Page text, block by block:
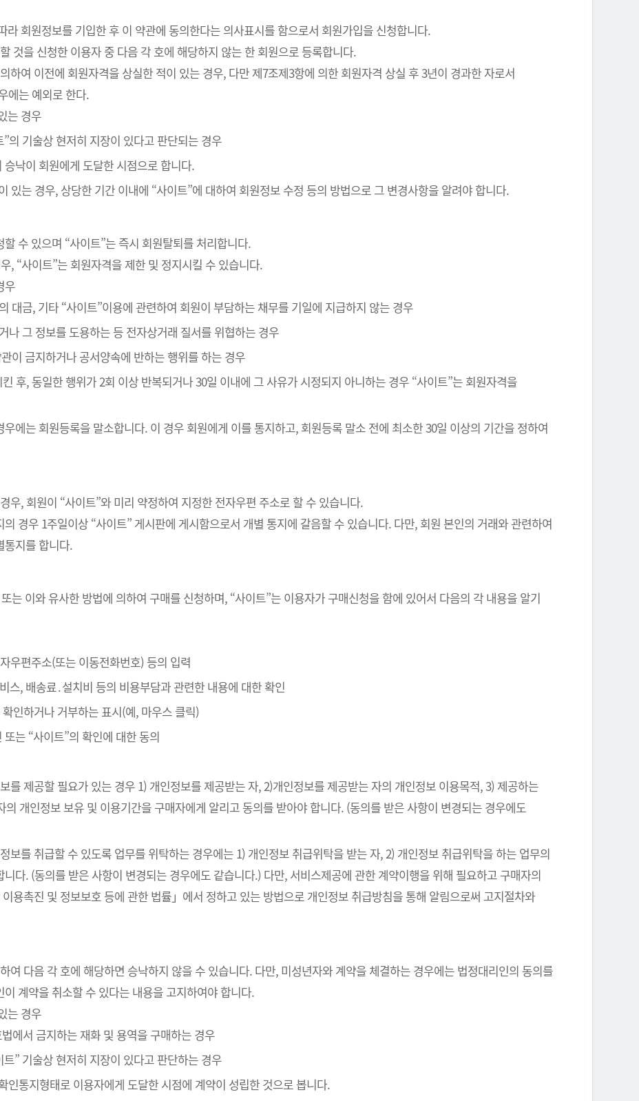
회원정보를 기입한 후 이 약관에 동의한다는 의사표시를 함으로서 회원가입을 신청합니다.
것을 신청한 이용자 중 다음 각 호에 해당하지 않는 한 회원으로 등록합니다.
하여 이전에 회원자격을 상실한 적이 있는 경우, 다만 제7조제3항에 의한 회원자격 상실 후 3년이 경과한 자로서
에는 예외로 한다.
는 경우
의 기술상 현저히 지장이 있다고 판단되는 경우
낙이 회원에게 도달한 시점으로 합니다.
는 경우, 상당한 기간 이내에 “사이트”에 대하여 회원정보 수정 등의 방법으로 그 변경사항을 알려야 합니다.
수 있으며 “사이트”는 즉시 회원탈퇴를 처리합니다.
“사이트”는 회원자격을 제한 및 정지시킬 수 있습니다.
우
대금, 기타 “사이트”이용에 관련하여 회원이 부담하는 채무를 기일에 지급하지 않는 경우
나 그 정보를 도용하는 등 전자상거래 질서를 위협하는 경우
이 금지하거나 공서양속에 반하는 행위를 하는 경우
후, 동일한 행위가 2회 이상 반복되거나 30일 이내에 그 사유가 시정되지 아니하는 경우 “사이트”는 회원자격을
에는 회원등록을 말소합니다. 이 경우 회원에게 이를 통지하고, 회원등록 말소 전에 최소한 30일 이상의 기간을 정하여
, 회원이 “사이트”와 미리 약정하여 지정한 전자우편 주소로 할 수 있습니다.
경우 1주일이상 “사이트” 게시판에 게시함으로서 개별 통지에 갈음할 수 있습니다. 다만, 회원 본인의 거래와 관련하여
통지를 합니다.
는 이와 유사한 방법에 의하여 구매를 신청하며, “사이트”는 이용자가 구매신청을 함에 있어서 다음의 각 내용을 알기
우편주소(또는 이동전화번호) 등의 입력
스, 배송료․설치비 등의 비용부담과 관련한 내용에 대한 확인
인하거나 거부하는 표시(예, 마우스 클릭)
는 “사이트”의 확인에 대한 동의
제공할 필요가 있는 경우 1) 개인정보를 제공받는 자, 2)개인정보를 제공받는 자의 개인정보 이용목적, 3) 제공하는
개인정보 보유 및 이용기간을 구매자에게 알리고 동의를 받아야 합니다. (동의를 받은 사항이 변경되는 경우에도
를 취급할 수 있도록 업무를 위탁하는 경우에는 1) 개인정보 취급위탁을 받는 자, 2) 개인정보 취급위탁을 하는 업무의
다. (동의를 받은 사항이 변경되는 경우에도 같습니다.) 다만, 서비스제공에 관한 계약이행을 위해 필요하고 구매자의
용촉진 및 정보보호 등에 관한 법률」에서 정하고 있는 방법으로 개인정보 취급방침을 통해 알림으로써 고지절차와
여 다음 각 호에 해당하면 승낙하지 않을 수 있습니다. 다만, 미성년자와 계약을 체결하는 경우에는 법정대리인의 동의를
계약을 취소할 수 있다는 내용을 고지하여야 합니다.
는 경우
에서 금지하는 재화 및 용역을 구매하는 경우
” 기술상 현저히 지장이 있다고 판단하는 경우
통지형태로 이용자에게 도달한 시점에 계약이 성립한 것으로 봅니다.